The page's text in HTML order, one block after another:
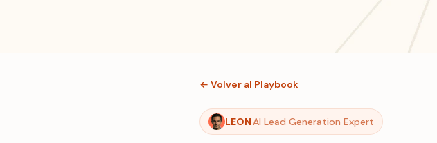
← Volver al Playbook
LEONAI Lead Generation Expert